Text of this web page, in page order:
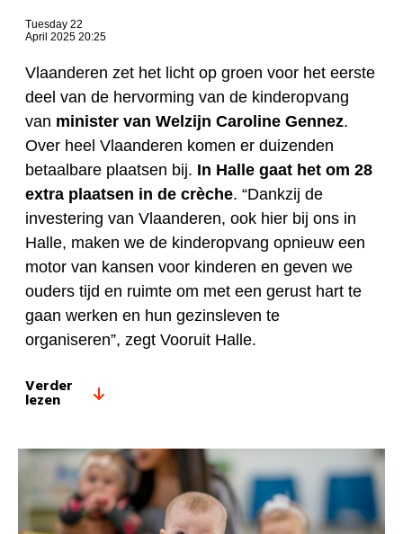
Tuesday 22
April 2025 20:25
Vlaanderen zet het licht op groen voor het eerste
deel van de hervorming van de kinderopvang
van minister van Welzijn Caroline Gennez.
Over heel Vlaanderen komen er duizenden
betaalbare plaatsen bij. In Halle gaat het om 28
extra plaatsen in de crèche. “Dankzij de
investering van Vlaanderen, ook hier bij ons in
Halle, maken we de kinderopvang opnieuw een
motor van kansen voor kinderen en geven we
ouders tijd en ruimte om met een gerust hart te
gaan werken en hun gezinsleven te
organiseren”, zegt Vooruit Halle.
Verder
lezen